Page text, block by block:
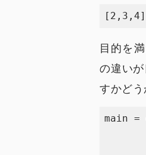
目的を
の違い
すかど
main =